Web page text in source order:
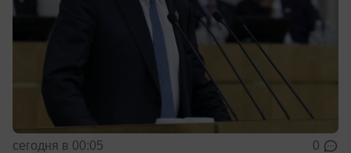
сегодня в 00:05 0